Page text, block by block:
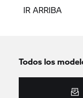
IR ARRIBA
Todos los